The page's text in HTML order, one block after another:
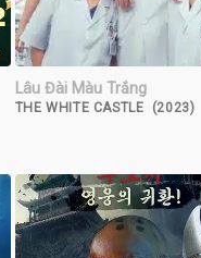
Lâu Đài Màu Trắng
THE WHITE CASTLE (2023)